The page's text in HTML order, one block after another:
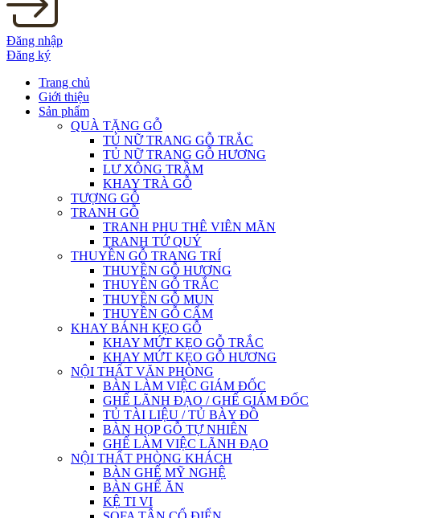
Đăng nhập
Đăng ký
Trang chủ
Giới thiệu
Sản phẩm
QUÀ TẶNG GỖ
TỦ NỮ TRANG GỖ TRẮC
TỦ NỮ TRANG GỖ HƯƠNG
LƯ XÔNG TRẦM
KHAY TRÀ GỖ
TƯỢNG GỖ
TRANH GỖ
TRANH PHU THÊ VIÊN MÃN
TRANH TỨ QUÝ
THUYỀN GỖ TRANG TRÍ
THUYỀN GỖ HƯƠNG
THUYỀN GỖ TRẮC
THUYỀN GỖ MUN
THUYỀN GỖ CẨM
KHAY BÁNH KẸO GỖ
KHAY MỨT KẸO GỖ TRẮC
KHAY MỨT KẸO GỖ HƯƠNG
NỘI THẤT VĂN PHÒNG
BÀN LÀM VIỆC GIÁM ĐỐC
GHẾ LÃNH ĐẠO / GHẾ GIÁM ĐỐC
TỦ TÀI LIỆU / TỦ BÀY ĐỒ
BÀN HỌP GỖ TỰ NHIÊN
GHẾ LÀM VIỆC LÃNH ĐẠO
NỘI THẤT PHÒNG KHÁCH
BÀN GHẾ MỸ NGHỆ
BÀN GHẾ ĂN
KỆ TI VI